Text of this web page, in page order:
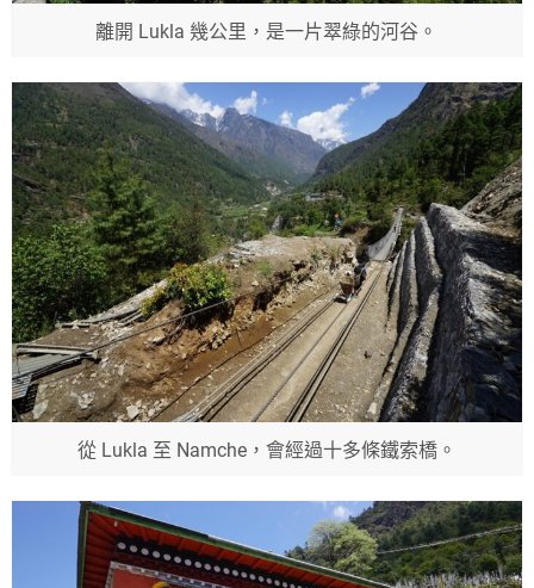
離開 Lukla 幾公里，是一片翠綠的河谷。
從 Lukla 至 Namche，會經過十多條鐵索橋。